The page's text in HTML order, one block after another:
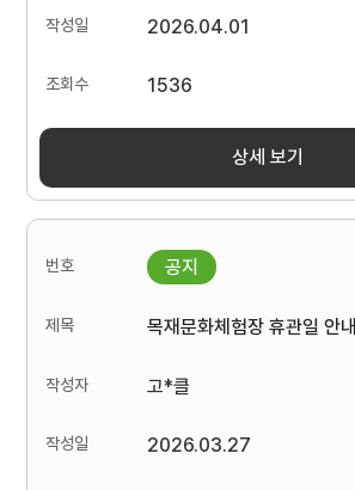
2026.04.01
1536
상세 보기
목재문화체험장 휴관일 안내
고*클
2026.03.27